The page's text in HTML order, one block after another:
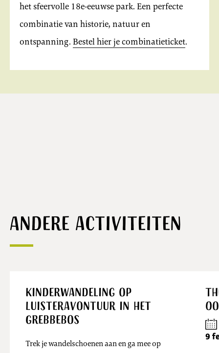
het sfeervolle 18e-eeuwse park. Een perfecte
combinatie van historie, natuur en
ontspanning. Bestel hier je combinatieticket.
Andere activiteiten
Kinderwandeling op
Luisteravontuur in het
Grebbebos
Trek je wandelschoenen aan en ga mee op
9